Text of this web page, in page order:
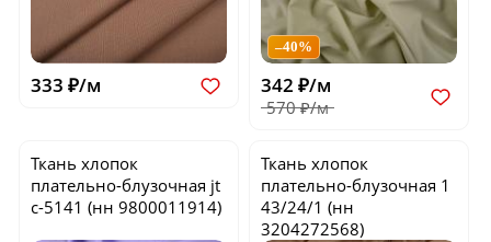
333 ₽/м
–40%
342 ₽/м
570 ₽/м
Ткань хлопок
плательно-блузочная jt
c-5141 (нн 9800011914)
Ткань хлопок
плательно-блузочная 1
43/24/1 (нн
3204272568)